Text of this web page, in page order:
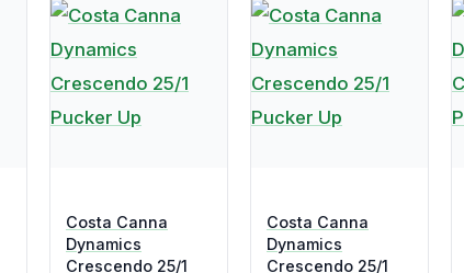
Costa Canna
Dynamics
Crescendo 25/1
Costa Canna
Dynamics
Crescendo 25/1